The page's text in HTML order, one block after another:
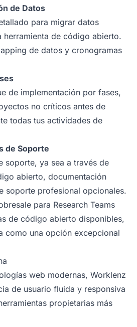
de Datos
para migrar datos
herramienta de código abierto.
de datos y cronogramas
de implementación por fases,
no críticos antes de
todas tus actividades de
de Soporte
soporte, ya sea a través de
abierto, documentación
soporte profesional opcionales.
para Research Teams
de código abierto disponibles,
como una opción excepcional
web modernas, Worklenz
de usuario fluida y responsiva
propietarias más